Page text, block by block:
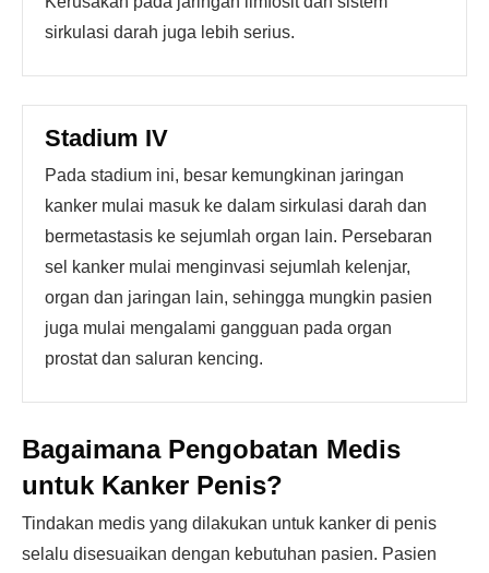
sirkulasi darah juga lebih serius.
Stadium IV
Pada stadium ini, besar kemungkinan jaringan
kanker mulai masuk ke dalam sirkulasi darah dan
bermetastasis ke sejumlah organ lain. Persebaran
sel kanker mulai menginvasi sejumlah kelenjar,
organ dan jaringan lain, sehingga mungkin pasien
juga mulai mengalami gangguan pada organ
prostat dan saluran kencing.
Bagaimana Pengobatan Medis
untuk Kanker Penis?
Tindakan medis yang dilakukan untuk kanker di penis
selalu disesuaikan dengan kebutuhan pasien. Pasien